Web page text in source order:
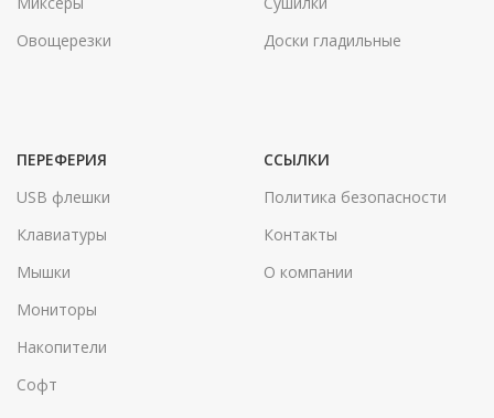
Овощерезки
Доски гладильные
ПЕРЕФЕРИЯ
USB флешки
Клавиатуры
Мышки
Мониторы
Накопители
Софт
ССЫЛКИ
Политика безопасности
Контакты
О компании